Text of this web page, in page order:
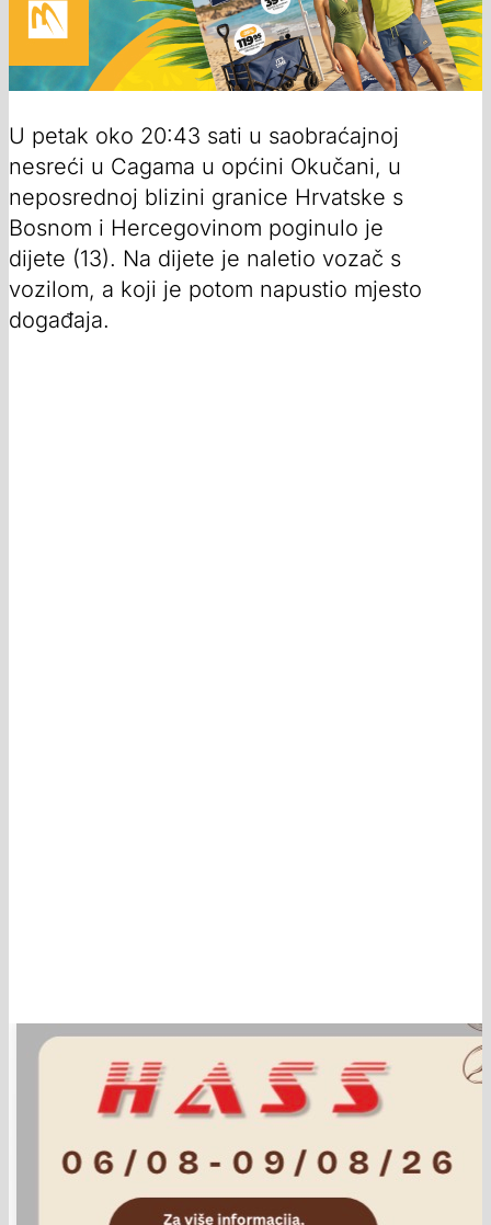
U petak oko 20:43 sati u saobraćajnoj
nesreći u Cagama u općini Okučani, u
neposrednoj blizini granice Hrvatske s
Bosnom i Hercegovinom poginulo je
dijete (13). Na dijete je naletio vozač s
vozilom, a koji je potom napustio mjesto
događaja.